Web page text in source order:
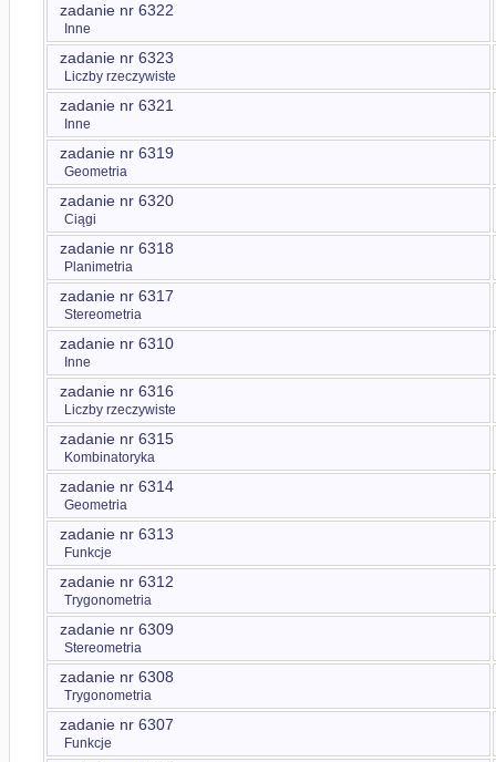
zadanie nr 6322
Inne
zadanie nr 6323
Liczby rzeczywiste
zadanie nr 6321
Inne
zadanie nr 6319
Geometria
zadanie nr 6320
Ciągi
zadanie nr 6318
Planimetria
zadanie nr 6317
Stereometria
zadanie nr 6310
Inne
zadanie nr 6316
Liczby rzeczywiste
zadanie nr 6315
Kombinatoryka
zadanie nr 6314
Geometria
zadanie nr 6313
Funkcje
zadanie nr 6312
Trygonometria
zadanie nr 6309
Stereometria
zadanie nr 6308
Trygonometria
zadanie nr 6307
Funkcje